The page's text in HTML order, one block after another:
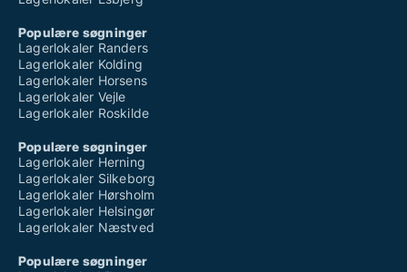
Populære søgninger
Lagerlokaler Randers
Lagerlokaler Kolding
Lagerlokaler Horsens
Lagerlokaler Vejle
Lagerlokaler Roskilde
Populære søgninger
Lagerlokaler Herning
Lagerlokaler Silkeborg
Lagerlokaler Hørsholm
Lagerlokaler Helsingør
Lagerlokaler Næstved
Populære søgninger